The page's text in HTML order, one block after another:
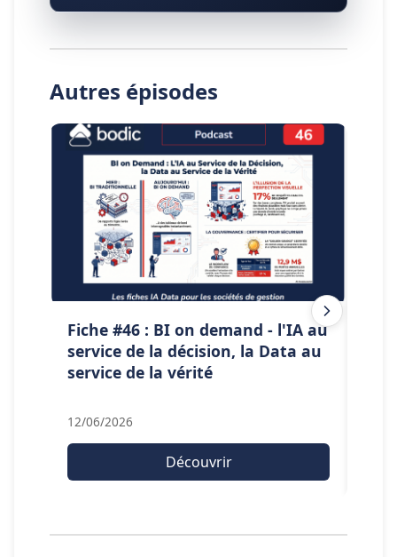
Autres épisodes
Fiche #46 : BI on demand - l'IA au
service de la décision, la Data au
service de la vérité
12/06/2026
Découvrir